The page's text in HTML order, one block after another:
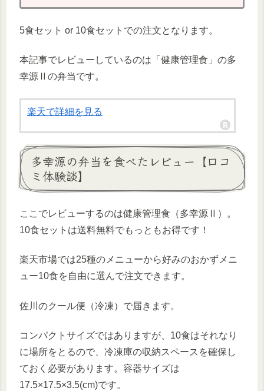
5食セット or 10食セットでの注文となります。
本記事でレビューしているのは「健康管理食」の多
幸源Ⅱの弁当です。
楽天で詳細を見る
多幸源の弁当を食べたレビュー【口コ
ミ体験談】
ここでレビューするのは健康管理食（多幸源Ⅱ）。
10食セットは送料無料でもっともお得です！
楽天市場では25種のメニューから好みのおかずメニ
ュー10食を自由に選んで注文できます。
佐川のクール便（冷凍）で届きます。
コンパクトサイズではありますが、10食はそれなり
に場所をとるので、冷凍庫の収納スペースを確保し
ておく必要があります。容器サイズは
17.5×17.5×3.5(cm)です。